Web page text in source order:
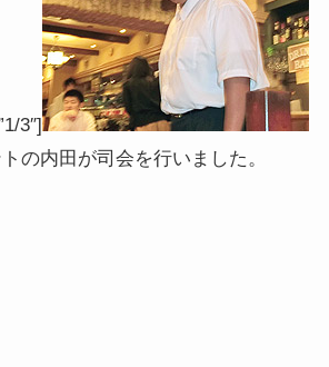
3″]
の内田が司会を行いました。